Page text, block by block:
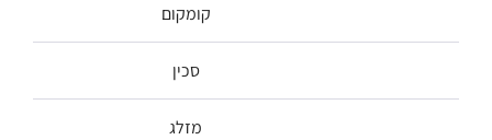
קומקום
סכין
מזלג